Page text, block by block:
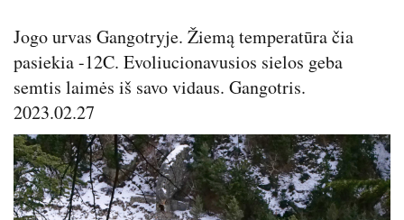
Jogo urvas Gangotryje. Žiemą temperatūra čia
pasiekia -12C. Evoliucionavusios sielos geba
semtis laimės iš savo vidaus. Gangotris.
2023.02.27
Image